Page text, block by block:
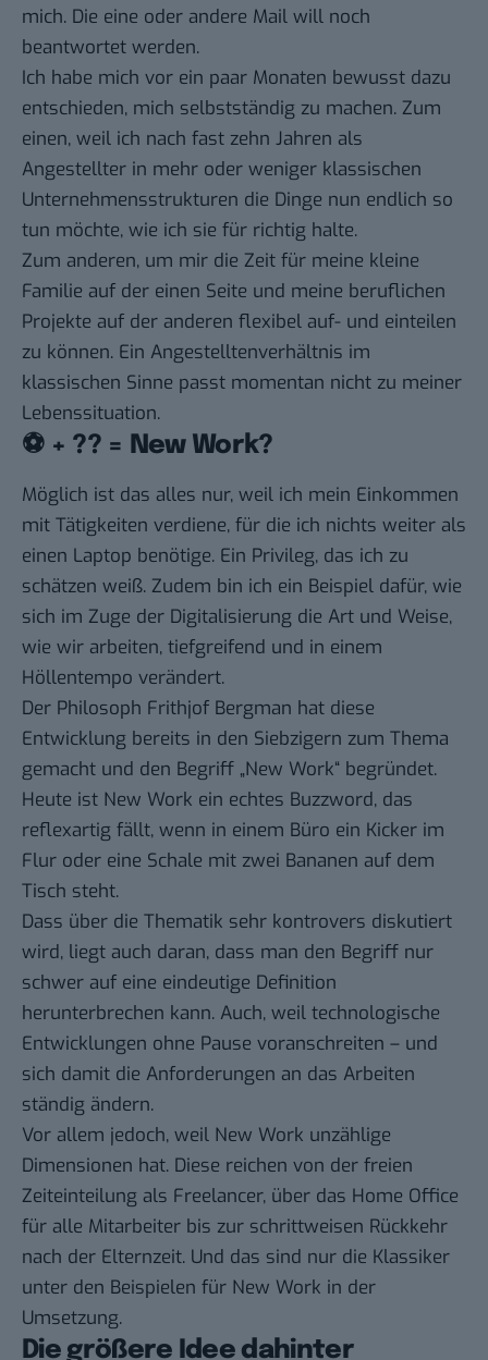
mich. Die eine oder andere Mail will noch
beantwortet werden.
Ich habe mich vor ein paar Monaten bewusst dazu
entschieden, mich selbstständig zu machen. Zum
einen, weil ich nach fast zehn Jahren als
Angestellter in mehr oder weniger klassischen
Unternehmensstrukturen die Dinge nun endlich so
tun möchte, wie ich sie für richtig halte.
Zum anderen, um mir die Zeit für meine kleine
Familie auf der einen Seite und meine beruflichen
Projekte auf der anderen flexibel auf- und einteilen
zu können. Ein Angestelltenverhältnis im
klassischen Sinne passt momentan nicht zu meiner
Lebenssituation.
⚽ + ?? = New Work?
Möglich ist das alles nur, weil ich mein Einkommen
mit Tätigkeiten verdiene, für die ich nichts weiter als
einen Laptop benötige. Ein Privileg, das ich zu
schätzen weiß. Zudem bin ich ein Beispiel dafür, wie
sich im Zuge der Digitalisierung die Art und Weise,
wie wir arbeiten, tiefgreifend und in einem
Höllentempo verändert.
Der Philosoph Frithjof Bergman hat diese
Entwicklung bereits in den Siebzigern zum Thema
gemacht und den Begriff „New Work“ begründet.
Heute ist New Work ein echtes Buzzword, das
reflexartig fällt, wenn in einem Büro ein Kicker im
Flur oder eine Schale mit zwei Bananen auf dem
Tisch steht.
Dass über die Thematik sehr kontrovers diskutiert
wird, liegt auch daran, dass man den Begriff nur
schwer auf eine eindeutige Definition
herunterbrechen kann. Auch, weil technologische
Entwicklungen ohne Pause voranschreiten – und
sich damit die Anforderungen an das Arbeiten
ständig ändern.
Vor allem jedoch, weil New Work unzählige
Dimensionen hat. Diese reichen von der freien
Zeiteinteilung als Freelancer, über das Home Office
für alle Mitarbeiter bis zur schrittweisen Rückkehr
nach der Elternzeit. Und das sind nur die Klassiker
unter den Beispielen für New Work in der
Umsetzung.
Die größere Idee dahinter